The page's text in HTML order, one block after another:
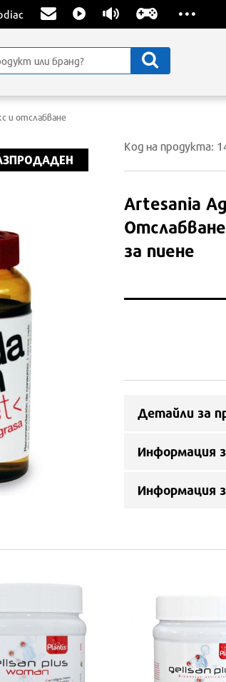
и отслабване
Код на продукта:
Artesania
за пиене
Детайли за
Информация
Информация